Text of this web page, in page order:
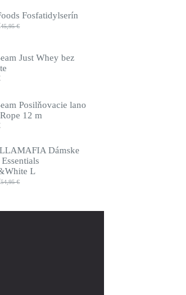
Fosfatidylserín
45,95€
€.
€.
Just Whey bez
Posilňovacie lano
12 m
Dámske
L
54,95€